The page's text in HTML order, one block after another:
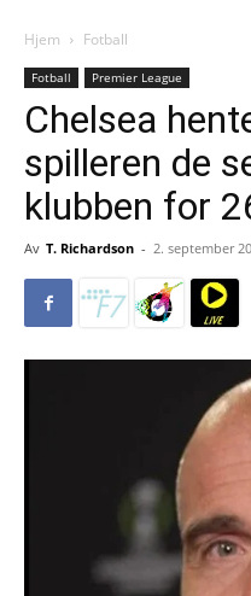
Hjem Fotball
Fotball Premier League
Chelsea
spilleren de
klubben for
Av T. Richardson - 2. september